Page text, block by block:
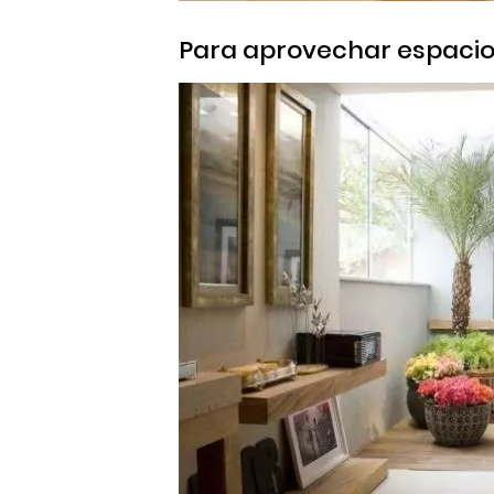
Para aprovechar